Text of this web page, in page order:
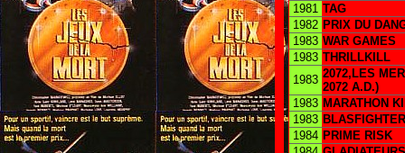
1981 TAG
1982 PRIX DU
1983 WAR GAMES
1983 THRILLKILL
1983 2072,LES
2072 A.D.)
1983 MARATHON
1983
1984 PRIME RISK